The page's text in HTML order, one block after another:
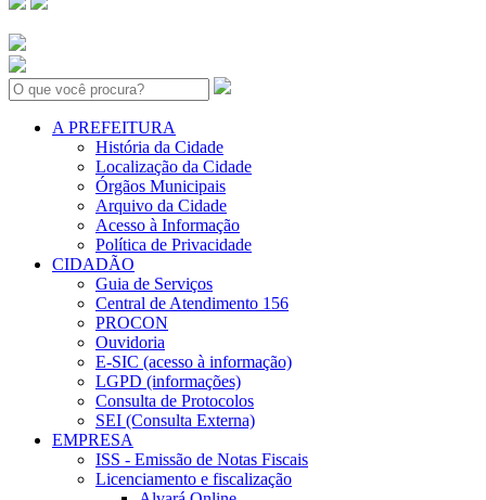
Search:
A PREFEITURA
História da Cidade
Localização da Cidade
Órgãos Municipais
Arquivo da Cidade
Acesso à Informação
Política de Privacidade
CIDADÃO
Guia de Serviços
Central de Atendimento 156
PROCON
Ouvidoria
E-SIC (acesso à informação)
LGPD (informações)
Consulta de Protocolos
SEI (Consulta Externa)
EMPRESA
ISS - Emissão de Notas Fiscais
Licenciamento e fiscalização